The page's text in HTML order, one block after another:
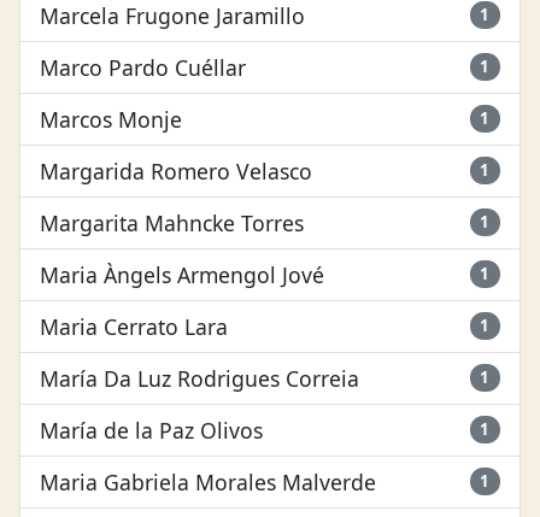
Marcela Frugone Jaramillo 1
Marco Pardo Cuéllar 1
Marcos Monje 1
Margarida Romero Velasco 1
Margarita Mahncke Torres 1
Maria Àngels Armengol Jové 1
Maria Cerrato Lara 1
María Da Luz Rodrigues Correia 1
María de la Paz Olivos 1
Maria Gabriela Morales Malverde 1